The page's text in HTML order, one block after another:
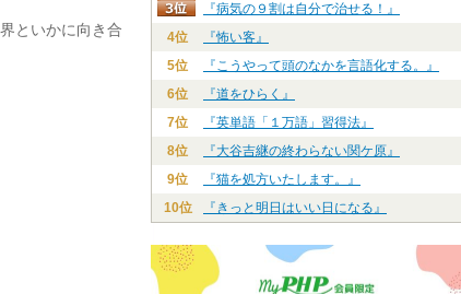
といかに向き合
『病気の９割は自分で治せる！』
4位
『怖い客』
5位
『こうやって頭のなかを言語化する。』
6位
『道をひらく』
7位
『英単語「１万語」習得法』
8位
『大谷吉継の終わらない関ケ原』
9位
『猫を処方いたします。』
10位
『きっと明日はいい日になる』